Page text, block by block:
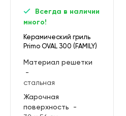
Всегда в наличии
много!
Керамический гриль
Primo OVAL 300 (FAMILY)
Материал решетки
-
стальная
Жарочная
поверхность
-